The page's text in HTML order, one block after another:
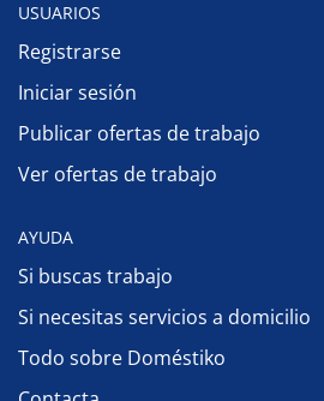
USUARIOS
Registrarse
Iniciar sesión
Publicar ofertas de trabajo
Ver ofertas de trabajo
AYUDA
Si buscas trabajo
Si necesitas servicios a domicilio
Todo sobre Doméstiko